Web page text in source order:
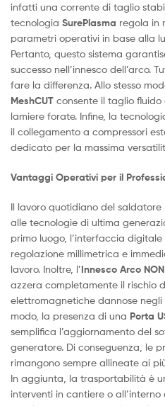
infatti una corrente di taglio
tecnologia SurePlasma regola in
parametri operativi in base alla
Pertanto, questo sistema
successo nell’innesco dell’arco.
fare la differenza. Allo stesso
MeshCUT consente il taglio
lamiere forate. Infine, la
il collegamento a compressori
dedicato per la massima
Vantaggi Operativi per il
Il lavoro quotidiano del
alle tecnologie di ultima
primo luogo, l’interfaccia
regolazione millimetrica e
lavoro. Inoltre, l’Innesco Arco NON
azzera completamente il rischio
elettromagnetiche dannose negli
modo, la presenza di una Porta
semplifica l’aggiornamento del
generatore. Di conseguenza, le
rimangono sempre allineate ai
In aggiunta, la trasportabilità è
interventi in cantiere o